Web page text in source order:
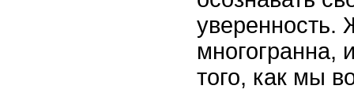
уверенность.
многогранна,
того, как мы